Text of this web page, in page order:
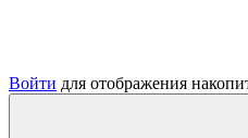
Войти для отображения